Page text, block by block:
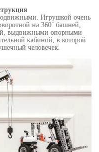
Игрушкой очень
на 360˚ башней,
выдвижными опорными
кабиной, в которой
человечек.